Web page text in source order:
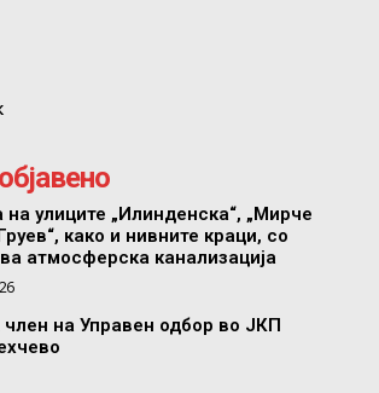
на улиците „Илинденска“, „Мирче
како и нивните краци, со
атмосферска канализација
член на Управен одбор во ЈКП